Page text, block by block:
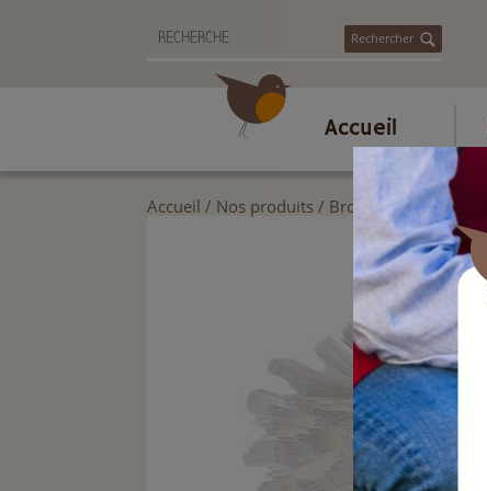
Rechercher
Accueil
Accueil / Nos produits / Brosserie et ménage